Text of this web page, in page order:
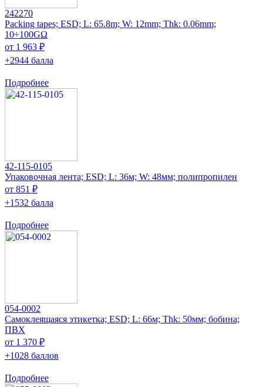
242270
Packing tapes; ESD; L: 65.8m; W: 12mm; Thk: 0.06mm;
10÷100GΩ
от 1 963 ₽
+2944 балла
Подробнее
42-115-0105
Упаковочная лента; ESD; L: 36м; W: 48мм; полипропилен
от 851 ₽
+1532 балла
Подробнее
054-0002
Самоклеящаяся этикетка; ESD; L: 66м; Thk: 50мм; бобина;
ПВХ
от 1 370 ₽
+1028 баллов
Подробнее